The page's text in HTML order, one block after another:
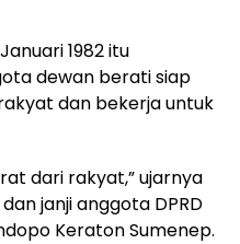
1982 itu
dewan berati siap
dan bekerja untuk
dari rakyat,” ujarnya
janji anggota DPRD
Keraton Sumenep.